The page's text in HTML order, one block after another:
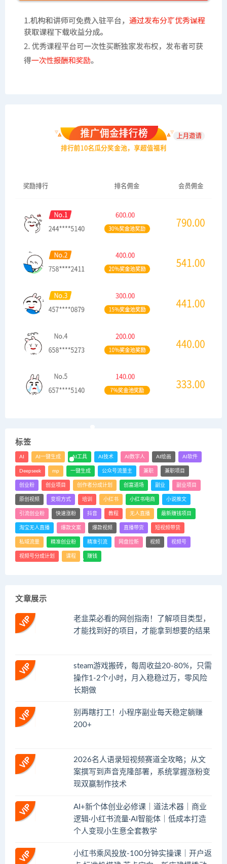
标签
AI AI一键生成 AI工具 AI技术 AI数字人 AI绘画 AI软件
Deepseek mp 一键生成 公众号流量主 兼职 兼职项目
创业粉 创业项目 创作者分成计划 创富道场 副业 副业项目
原创视频 变现方式 培训 小红书 小红书电商 小说推文
引流创业粉 快速涨粉 抖音 教程 无人直播 最新赚钱项目
淘宝无人直播 爆款文案 爆款视频 直播带货 短视频带货
私域流量 精准创业粉 精准引流 网盘拉新 视频 视频号
视频号分成计划 课程 赚钱
文章展示
老韭菜必看的网创指南！了解项目类型，
才能找到好的项目，才能拿到想要的结果
steam游戏搬砖，每周收益20-80%，只需
操作1-2个小时，月入稳稳过万，零风险
长期做
别再瞎打工！小程序副业每天稳定躺赚
200+
2026名人语录短视频赛道全攻略；从文
案撰写到声音克隆部署，系统掌握涨粉变
现双赢制作技术
AI+新个体创业必修课｜道法术器｜商业
逻辑·小红书流量·AI智能体｜低成本打造
个人变现小生意全套教学
小红书乘风投放-100分钟实操课｜开户返